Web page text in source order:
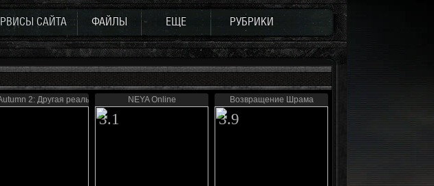
САЙТА ФАЙЛЫ ЕЩЕ РУБРИКИ
2: Другая реальность NEYA Online
3.1
Возвращение Шрама
3.9